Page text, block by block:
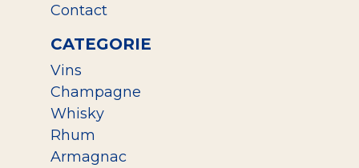
Contact
CATEGORIE
Vins
Champagne
Whisky
Rhum
Armagnac